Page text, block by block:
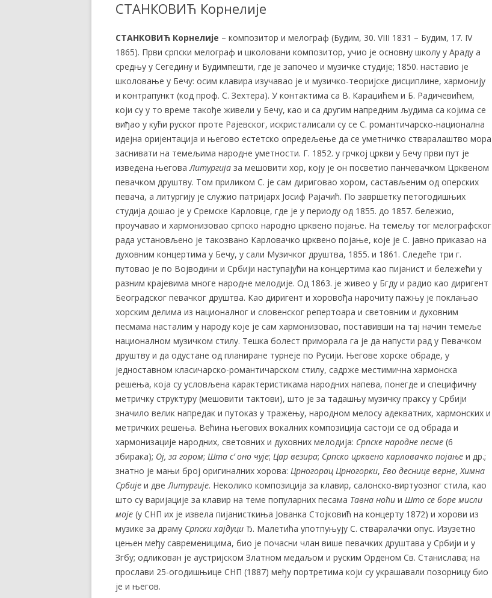
СТАНКОВИЋ Корнелије
СТАНКОВИЋ Корнелије – композитор и мелограф (Будим, 30. VIII 1831 – Будим, 17. IV
1865). Први српски мелограф и школовани композитор, учио је основну школу у Араду а
средњу у Сегедину и Будимпешти, где је започео и музичке студије; 1850. наставио је
школовање у Бечу: осим клавира изучавао је и музичко-теоријске дисциплине, хармонију
и контрапункт (код проф. С. Зехтера). У контактима са В. Караџићем и Б. Радичевићем,
који су у то време такође живели у Бечу, као и са другим напредним људима са којима се
виђао у кући руског проте Рајевског, искристалисали су се С. романтичарско-национална
идејна оријентација и његово естетско опредељење да се уметничко стваралаштво мора
заснивати на темељима народне уметности. Г. 1852. у грчкој цркви у Бечу први пут је
изведена његоваЛитургија за мешовити хор, коју је он посветио панчевачком Црквеном
певачком друштву. Том приликом С. је сам дириговао хором, састављеним од оперских
певача, а литургију је служио патријарх Јосиф Рајачић. По завршетку петогодишњих
студија дошао је у Сремске Карловце, где је у периоду од 1855. до 1857. бележио,
проучавао и хармонизовао српско народно црквено појање. На темељу тог мелографског
рада установљено је такозвано Карловачко црквено појање, које је С. јавно приказао на
духовним концертима у Бечу, у сали Музичког друштва, 1855. и 1861. Следеће три г.
путовао је по Војводини и Србији наступајући на концертима као пијанист и бележећи у
разним крајевима многе народне мелодије. Од 1863. је живео у Бгду и радио као диригент
Београдског певачког друштва. Као диригент и хоровођа нарочиту пажњу је поклањао
хорским делима из националног и словенског репертоара и световним и духовним
песмама насталим у народу које је сам хармонизовао, поставивши на тај начин темеље
националном музичком стилу. Тешка болест приморала га је да напусти рад у Певачком
друштву и да одустане од планиране турнеје по Русији. Његове хорске об­раде, у
једноставном класичарско-романтичарском стилу, садрже местимична хармонска
решења, која су условљена карактеристикама народних напева, понегде и специфичну
метричку структуру (мешовити тактови), што је за тадашњу музичку праксу у Србији
значило велик напредак и путоказ у тражењу, народном мелосу адекватних, хармонских и
метричких решења. Већина његових вокалних композиција састоји се од обрада и
хармонизације народних, световних и духовних мелодија: Српске народне песме (6
збирака); Ој, за гором; Шта с’ оно чује; Цар везира; Српско црквено карловачко појање и др.;
знатно је мањи број оригиналних хорова: Црногорац Црногорки, Ево деснице верне,Химна
Србије и двеЛитургије. Неколико композиција за клавир, салонско-виртуозног стила, као
што су варијације за клавир на теме популарних песама Тавна ноћи и Што се боре мисли
моје (у СНП их је извела пијанисткиња Јованка Стојковић на концерту 1872) и хорови из
музике за драму Српски хајдуци Ђ. Малетића употпуњују С. стваралачки опус. Изузетно
цењен међу савременицима, био је почасни члан више певачких друштава у Србији и у
Згбу; одликован је аустријском Златном медаљом и руским Орденом Св. Станислава; на
прослави 25-огодишњице СНП (1887) међу портретима који су украшавали позорницу био
је и његов.